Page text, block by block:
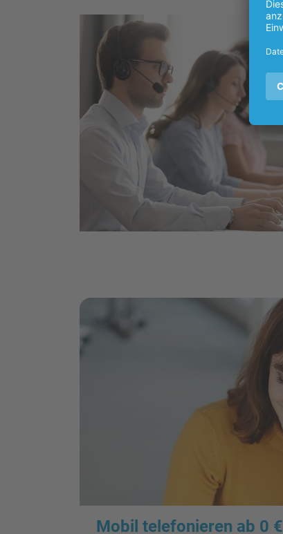
Mobil telefonieren ab 0 €